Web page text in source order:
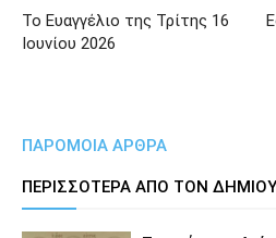
Το Ευαγγέλιο της Τρίτης 16
Ιουνίου 2026
ΠΑΡΟΜΟΙΑ ΑΡΘΡΑ
ΠΕΡΙΣΣΟΤΕΡΑ ΑΠΟ ΤΟΝ